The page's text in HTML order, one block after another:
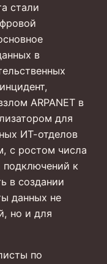
стали
в
ARPANET в
для
ИТ-отделов
с ростом числа
подключений к
в создании
данных не
но и для
по